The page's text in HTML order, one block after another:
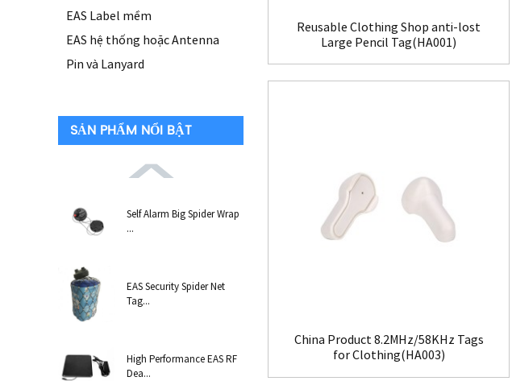
EAS Label mềm
EAS hệ thống hoặc Antenna
Pin và Lanyard
SẢN PHẨM NỔI BẬT
Self Alarm Big Spider Wrap
...
EAS Security Spider Net
Tag...
High Performance EAS RF
Dea...
Reusable Clothing Shop anti-lost
Large Pencil Tag(HA001)
China Product 8.2MHz/58KHz Tags
for Clothing(HA003)